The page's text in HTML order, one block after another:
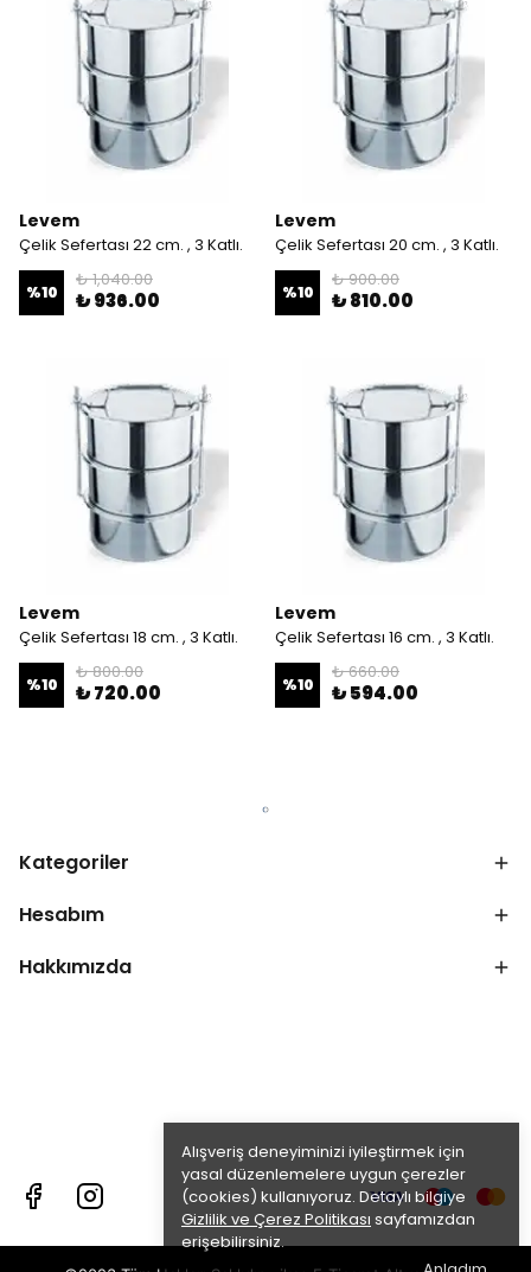
Alışveriş deneyiminizi iyileştirmek için
yasal düzenlemelere uygun çerezler
(cookies) kullanıyoruz. Detaylı bilgiye
Gizlilik ve Çerez Politikası sayfamızdan
erişebilirsiniz.
Levem
Çelik Sefertası 22 cm. , 3 Katlı.
%10
₺ 1,040.00
₺ 936.00
Levem
Çelik Sefertası 20 cm. , 3 Katlı.
%10
₺ 900.00
₺ 810.00
Levem
Çelik Sefertası 18 cm. , 3 Katlı.
%10
₺ 800.00
₺ 720.00
Levem
Çelik Sefertası 16 cm. , 3 Katlı.
%10
₺ 660.00
₺ 594.00
Kategoriler
Hesabım
Hakkımızda